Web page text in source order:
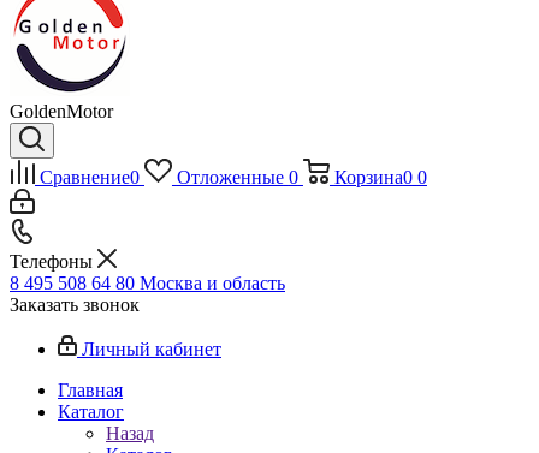
GoldenMotor
Сравнение0 Отложенные 0 Корзина0 0
Телефоны
8 495 508 64 80 Москва и область
Заказать звонок
Личный кабинет
Главная
Каталог
Назад